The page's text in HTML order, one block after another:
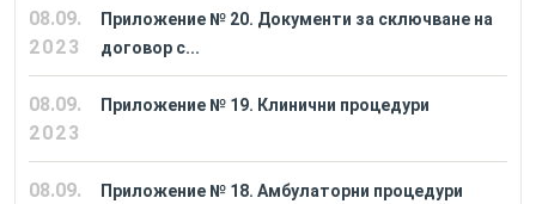
08.09.
2023
Приложение № 20. Документи за сключване на
договор с...
08.09.
2023
Приложение № 19. Клинични процедури
08.09.
Приложение № 18. Амбулаторни процедури